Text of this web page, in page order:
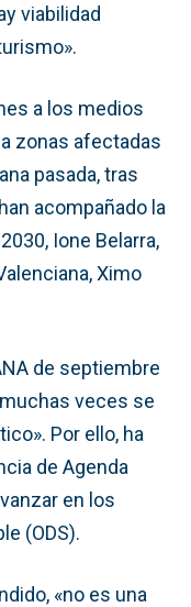
viabilidad
a los medios
zonas afectadas
pasada, tras
acompañado la
Ione Belarra,
Ximo
de septiembre
veces se
Por ello, ha
de Agenda
en los
(ODS).
«no es una